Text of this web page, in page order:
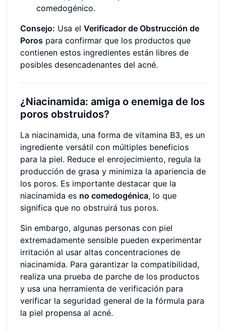
comedogénico.
Consejo: Usa el Verificador de Obstrucción de
Poros para confirmar que los productos que
contienen estos ingredientes están libres de
posibles desencadenantes del acné.
¿Niacinamida: amiga o enemiga de los
poros obstruidos?
La niacinamida, una forma de vitamina B3, es un
ingrediente versátil con múltiples beneficios
para la piel. Reduce el enrojecimiento, regula la
producción de grasa y minimiza la apariencia de
los poros. Es importante destacar que la
niacinamida es no comedogénica, lo que
significa que no obstruirá tus poros.
Sin embargo, algunas personas con piel
extremadamente sensible pueden experimentar
irritación al usar altas concentraciones de
niacinamida. Para garantizar la compatibilidad,
realiza una prueba de parche de los productos
y usa una herramienta de verificación para
verificar la seguridad general de la fórmula para
la piel propensa al acné.